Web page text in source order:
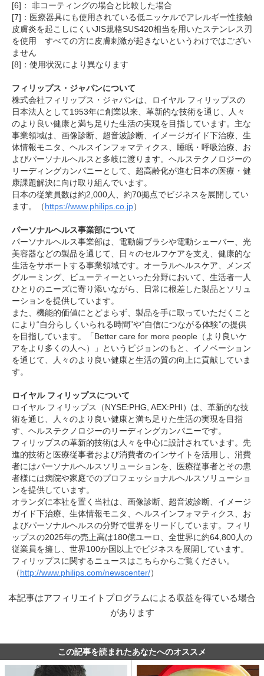
[6]： 非コーティングの場合と比較した場合
[7]：医療器具にも使用されている低ニッケルでアレルギー性接触
皮膚炎を起こしにくいJIS規格SUS420相当を用いたステンレス刃
を使用 すべての方に皮膚刺激が起きないというわけではござい
ません
[8]：使用状況により異なります
フィリップス・ジャパンについて
株式会社フィリップス・ジャパンは、ロイヤル フィリップスの
日本法人として1953年に創業以来、革新的な技術を通じ、人々
のより良い健康と満ち足りた生活の実現を目指しています。主な
事業領域は、画像診断、超音波診断、イメージガイド下治療、生
体情報モニタ、ヘルスインフォマティクス、睡眠・呼吸治療、お
よびパーソナルヘルスと多岐に渡ります。ヘルステクノロジーの
リーディングカンパニーとして、超高齢化が進む日本の医療・健
康課題解決に向け取り組んでいます。
日本の従業員数は約2,000人、約70拠点でビジネスを展開してい
ます。（https://www.philips.co.jp）
パーソナルヘルス事業部について
パーソナルヘルス事業部は、電動歯ブラシや電動シェーバー、光
美容器などの製品を通じて、日々のセルフケアを支え、健康的な
生活をサポートする事業領域です。オーラルヘルスケア、メンズ
グルーミング、ビューティーといった分野において、生活者一人
ひとりのニーズに寄り添いながら、日常に根差した製品とソリュ
ーションを提供しています。
また、機能的価値にとどまらず、製品を手に取っていただくこと
により“自分らしくいられる時間”や“自信につながる体験”の提供
を目指しています。「Better care for more people（より良いケ
アをより多くの人へ）」というビジョンのもと、イノベーション
を通じて、人々のより良い健康と生活の質の向上に貢献していま
す。
ロイヤル フィリップスについて
ロイヤル フィリップス（NYSE:PHG, AEX:PHI）は、革新的な技
術を通じ、人々のより良い健康と満ち足りた生活の実現を目指
す、ヘルステクノロジーのリーディングカンパニーです。
フィリップスの革新的技術は人々を中心に設計されています。先
進的技術と医療従事者および消費者のインサイトを活用し、消費
者にはパーソナルヘルスソリューションを、医療従事者とその患
者様には病院や家庭でのプロフェッショナルヘルスソリューショ
ンを提供しています。
オランダに本社を置く当社は、画像診断、超音波診断、イメージ
ガイド下治療、生体情報モニタ、ヘルスインフォマティクス、お
よびパーソナルヘルスの分野で世界をリードしています。フィリ
ップスの2025年の売上高は180億ユーロ、全世界に約64,800人の
従業員を擁し、世界100か国以上でビジネスを展開しています。
フィリップスに関するニュースはこちらからご覧ください。
（http://www.philips.com/newscenter/）
本記事はアフィリエイトプログラムによる収益を得ている場合
があります
この記事を読まれたあなたへのオススメ